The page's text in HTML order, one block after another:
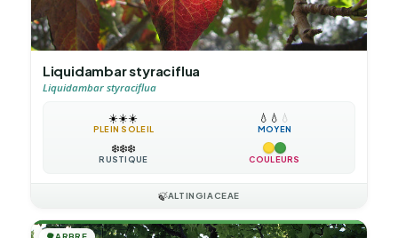
Liquidambar styraciflua
Liquidambar styraciflua
☀️☀️☀️
PLEIN SOLEIL
💧 💧 💧
MOYEN
❄️❄️❄️
RUSTIQUE COULEURS
🍃ALTINGIACEAE